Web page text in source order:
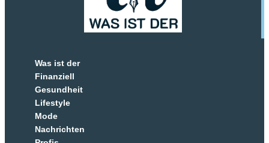
Was ist der
Finanziell
Gesundheit
Lifestyle
Mode
Nachrichten